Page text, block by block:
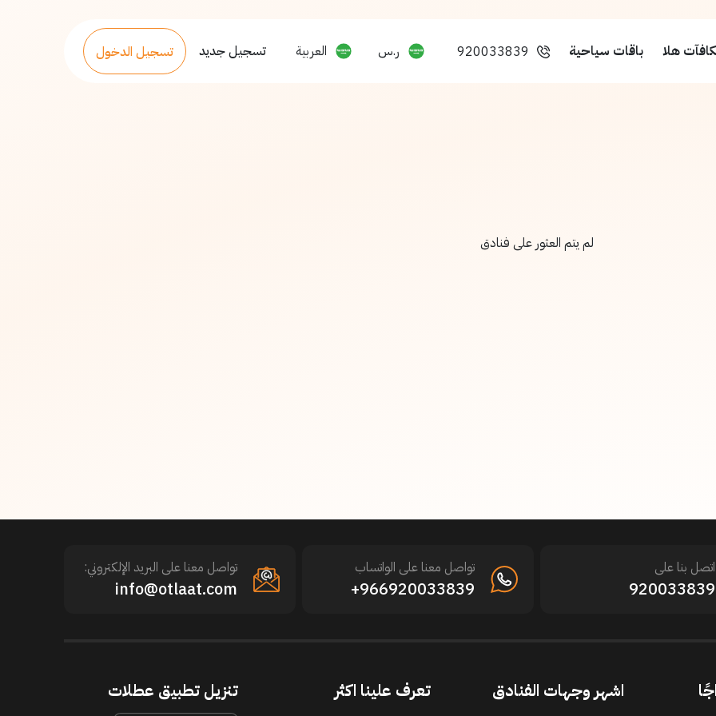
هلا باقات سياحية 920033839 ر.س العربية تسجيل جديد تسجيل الدخول
لم يتم العثور على فنادق
اتصل بنا على
920033839
تواصل معنا على الواتساب
966920033839+
تواصل معنا على البريد الإلكتروني:
info@otlaat.com
اشهر وجهات الفنادق تعرف علينا اكثر تنزيل تطبيق عطلات